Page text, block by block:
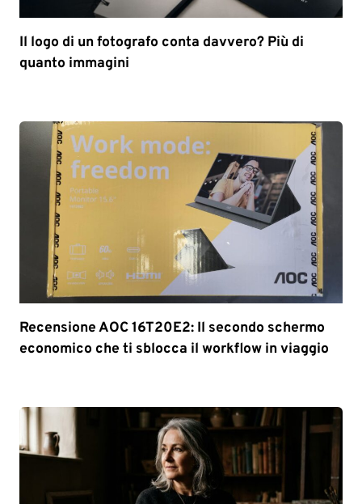
Il logo di un fotografo conta davvero? Più di
quanto immagini
Recensione AOC 16T20E2: Il secondo schermo
economico che ti sblocca il workflow in viaggio